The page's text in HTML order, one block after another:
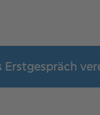
Erstgespräch